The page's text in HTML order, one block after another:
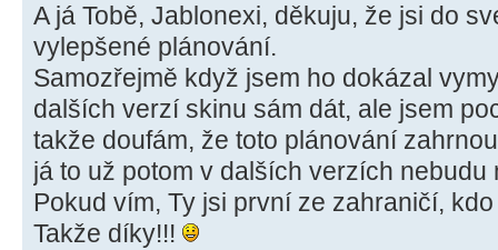
A já Tobě, Jablonexi, děkuju, že jsi do
vylepšené plánování.
Samozřejmě když jsem ho dokázal
dalších verzí skinu sám dát, ale jsem
takže doufám, že toto plánování
já to už potom v dalších verzích nebudu
Pokud vím, Ty jsi první ze zahraničí,
Takže díky!!!